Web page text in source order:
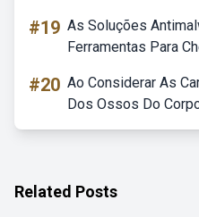
#19 As Soluções
Ferramentas Para
#20 Ao Considerar As
Dos Ossos Do
Related Posts